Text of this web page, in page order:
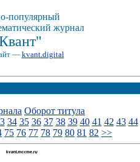
популярный
журнал
— kvant.digital
Оборот титула
34 35 36 37 38 39 40 41 42 43 44
75 76 77 78 79 80 81 82 >>